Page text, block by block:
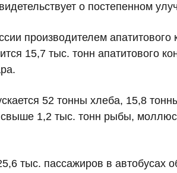
о постепенном
производителем апатитового
15,7 тыс. тонн апатитового
52 тонны хлеба, 15,8
свыше 1,2 тыс. тонн рыбы,
тыс. пассажиров в автобусах